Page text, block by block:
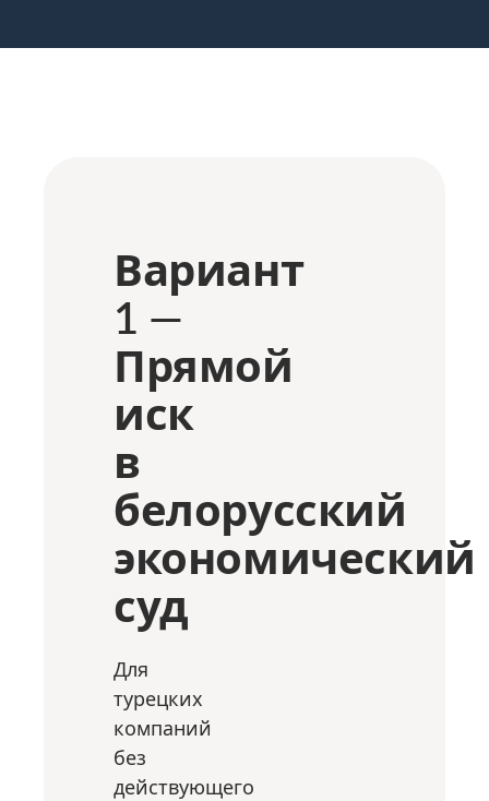
Вариант
1 —
Прямой
иск
в
белорусский
экономический
суд
Для
турецких
компаний
без
действующего